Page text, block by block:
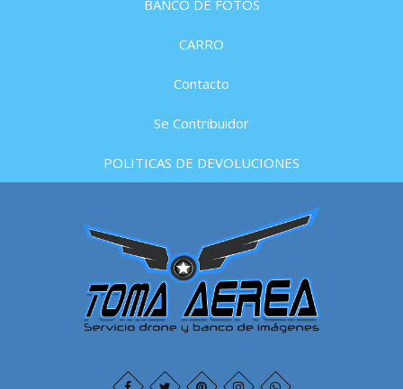
BANCO DE FOTOS
CARRO
Contacto
Se Contribuidor
POLITICAS DE DEVOLUCIONES